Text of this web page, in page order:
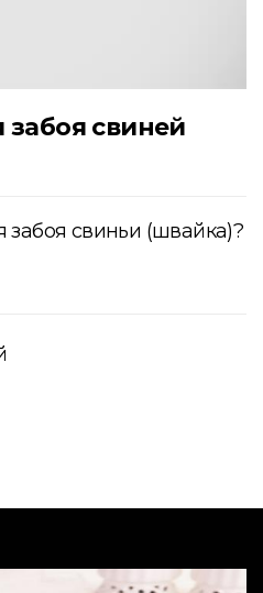
свиней
свиньи (швайка)?